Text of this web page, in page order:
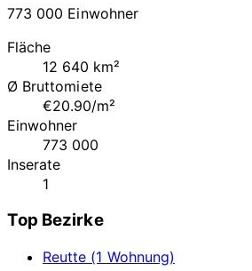
773 000 Einwohner
Fläche
12 640 km²
Ø Bruttomiete
€20.90/m²
Einwohner
773 000
Inserate
1
Top Bezirke
Reutte (1 Wohnung)